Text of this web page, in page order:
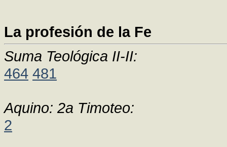
La profesión de la Fe
Suma Teológica II-II:
464 481
Aquino: 2a Timoteo:
2